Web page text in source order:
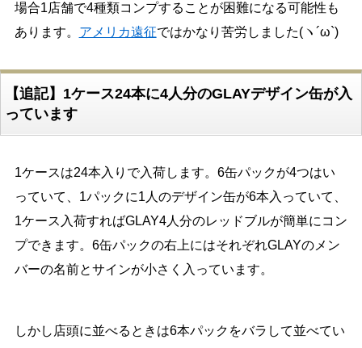
場合1店舗で4種類コンプすることが困難になる可能性も
あります。 アメリカ遠征ではかなり苦労しました(ヽ´ω`)
【追記】1ケース24本に4人分のGLAYデザイン缶が入
っています
1ケースは24本入りで入荷します。6缶パックが4つはい
っていて、1パックに1人のデザイン缶が6本入っていて、
1ケース入荷すればGLAY4人分のレッドブルが簡単にコン
プできます。6缶パックの右上にはそれぞれGLAYのメン
バーの名前とサインが小さく入っています。
しかし店頭に並べるときは6本パックをバラして並べてい